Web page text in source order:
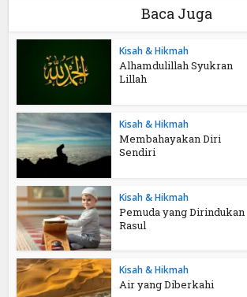
Baca Juga
Kisah & Hikmah
Alhamdulillah Syukran
Lillah
Kisah & Hikmah
Membahayakan Diri
Sendiri
Kisah & Hikmah
Pemuda yang Dirindukan
Rasul
Kisah & Hikmah
Air yang Diberkahi